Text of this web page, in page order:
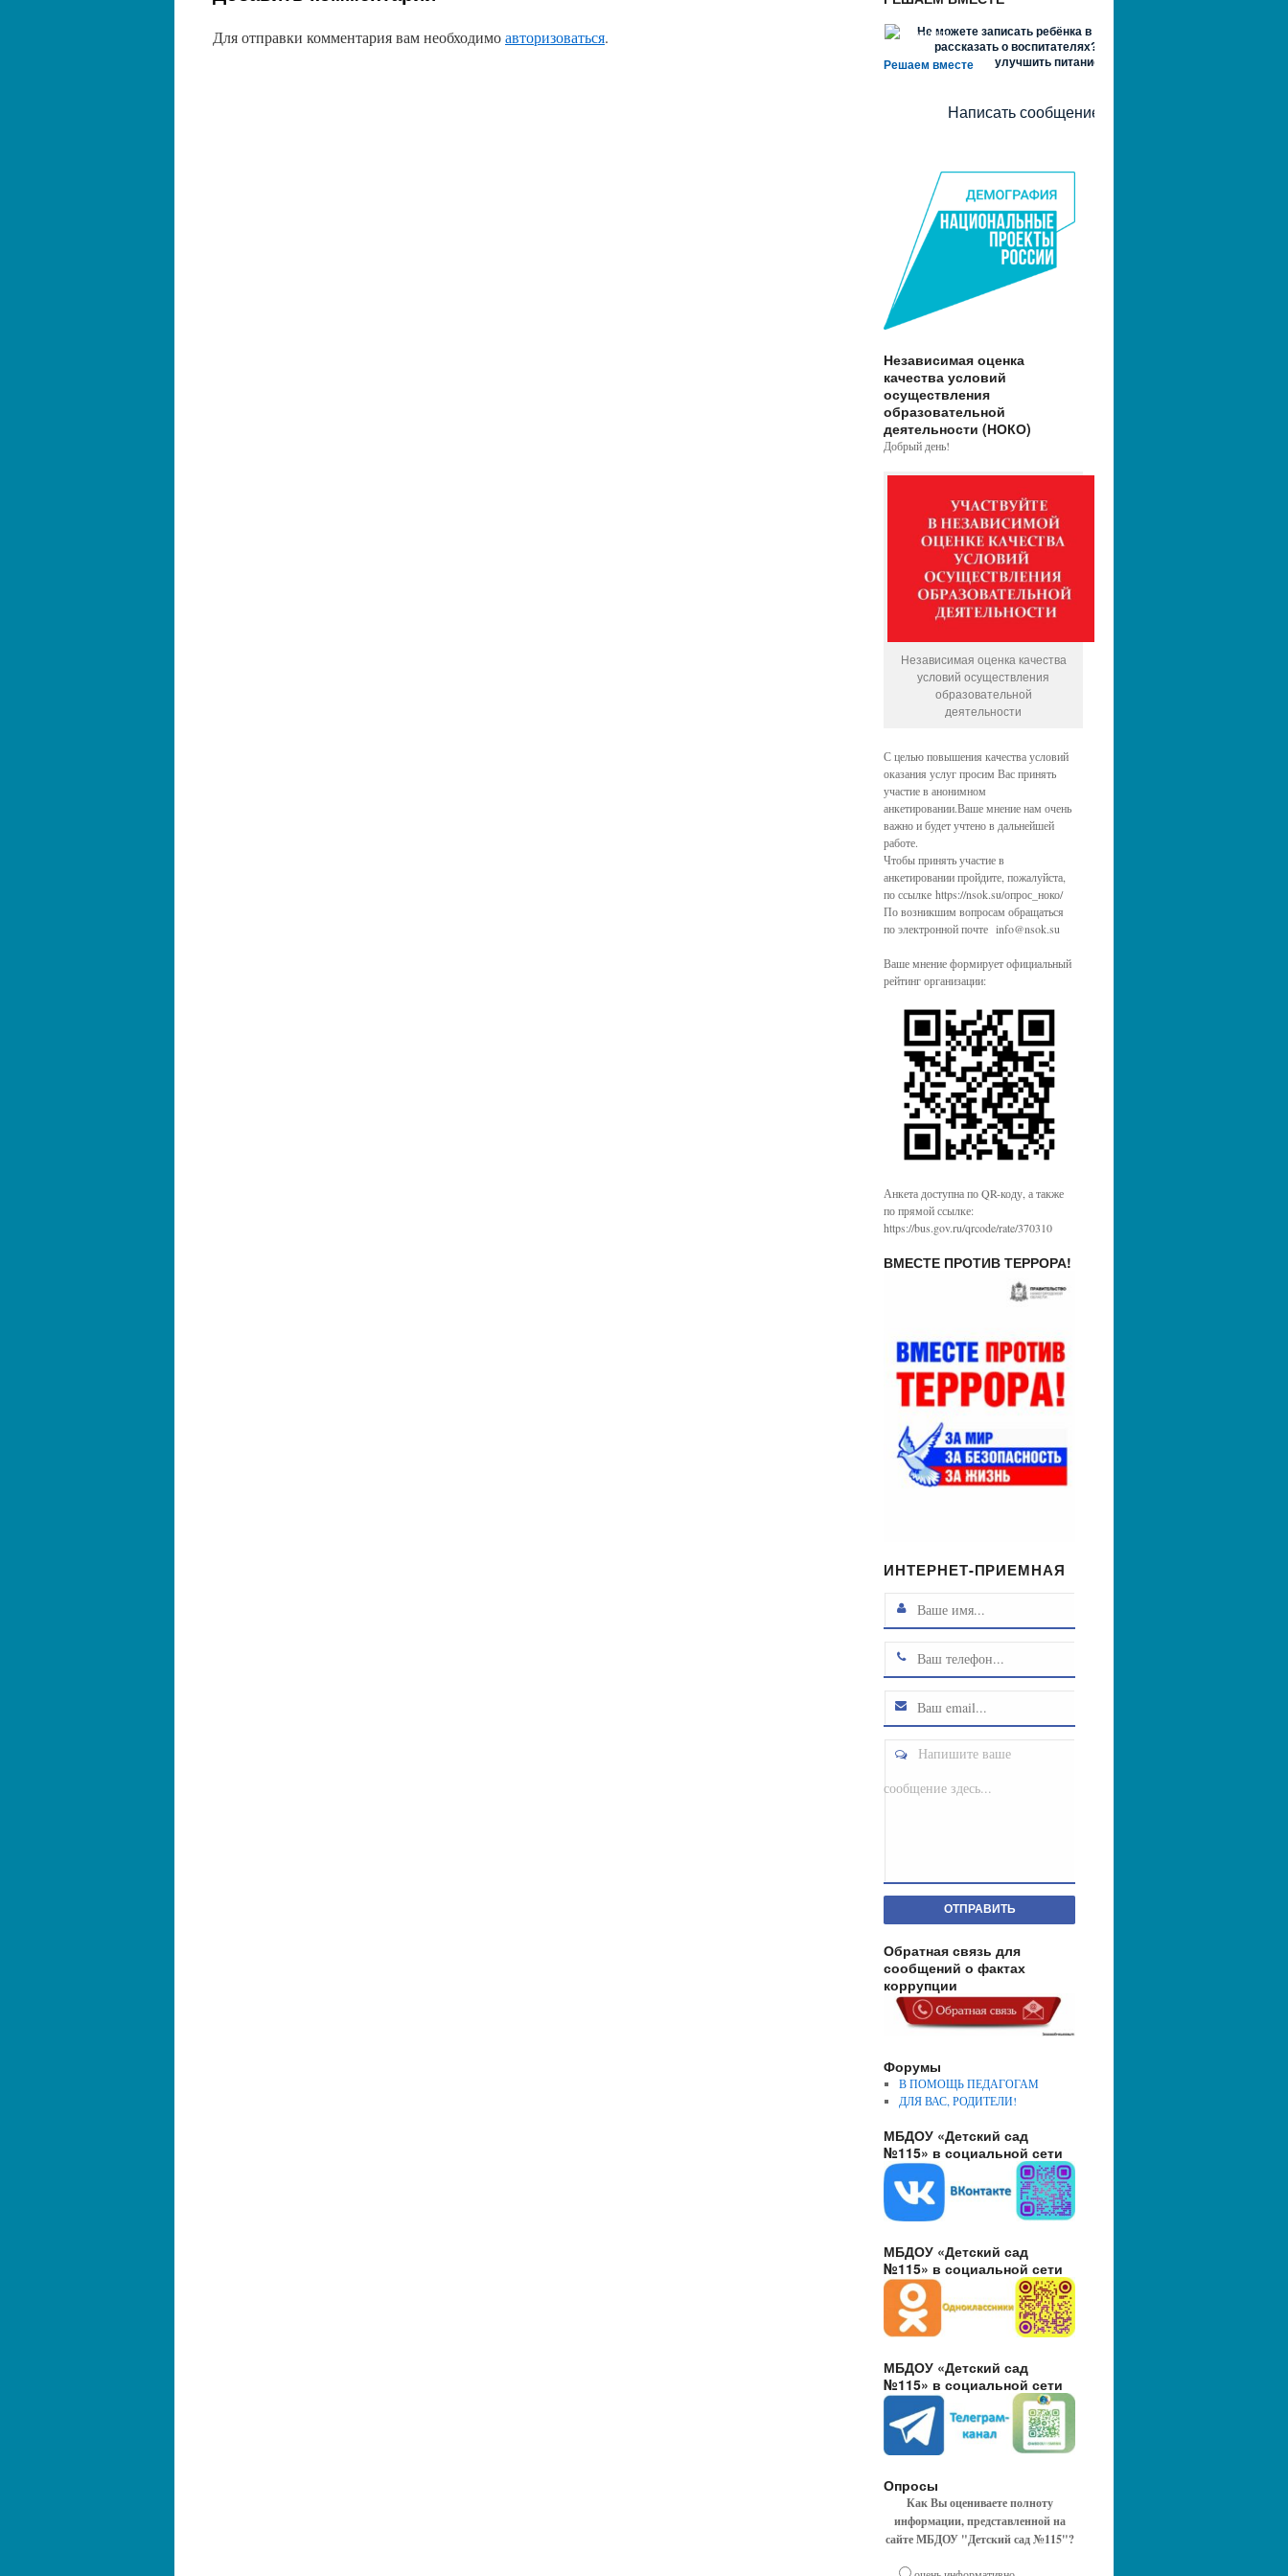
Для отправки комментария вам необходимоавторизоваться.
Решаем вместе
Не можете записать ребёнка в сад? Хотите
рассказать о воспитателях? Знаете, как
улучшить питание и занятия?
Написать сообщение
Независимая оценка
качества условий
осуществления
образовательной
деятельности (НОКО)
Добрый день!
Независимая оценка качества
условий осуществления
образовательной
деятельности
С целью повышения качества условий
оказания услуг просим Вас принять
участие в анонимном
анкетировании.Ваше мнение нам очень
важно и будет учтено в дальнейшей
работе.
Чтобы принять участие в
анкетировании пройдите, пожалуйста,
по ссылке https://nsok.su/опрос_ноко/
По возникшим вопросам обращаться
по электронной почте info@nsok.su
Ваше мнение формирует официальный
рейтинг организации:
Анкета доступна по QR-коду, а также
по прямой ссылке:
https://bus.gov.ru/qrcode/rate/370310
ВМЕСТЕ ПРОТИВ ТЕРРОРА!
ИНТЕРНЕТ-ПРИЕМНАЯ
Напишите ваше
сообщение здесь...
ОТПРАВИТЬ
Обратная связь для
сообщений о фактах
коррупции
Форумы
В ПОМОЩЬ ПЕДАГОГАМ
ДЛЯ ВАС, РОДИТЕЛИ!
МБДОУ «Детский сад
№115» в социальной сети
МБДОУ «Детский сад
№115» в социальной сети
МБДОУ «Детский сад
№115» в социальной сети
Опросы
Как Вы оцениваете полноту
информации, представленной на
сайте МБДОУ "Детский сад №115"?